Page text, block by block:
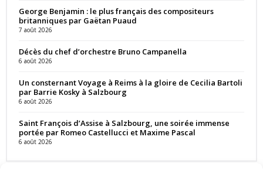
George Benjamin : le plus français des compositeurs
britanniques par Gaëtan Puaud
7 août 2026
Décès du chef d’orchestre Bruno Campanella
6 août 2026
Un consternant Voyage à Reims à la gloire de Cecilia Bartoli
par Barrie Kosky à Salzbourg
6 août 2026
Saint François d’Assise à Salzbourg, une soirée immense
portée par Romeo Castellucci et Maxime Pascal
6 août 2026